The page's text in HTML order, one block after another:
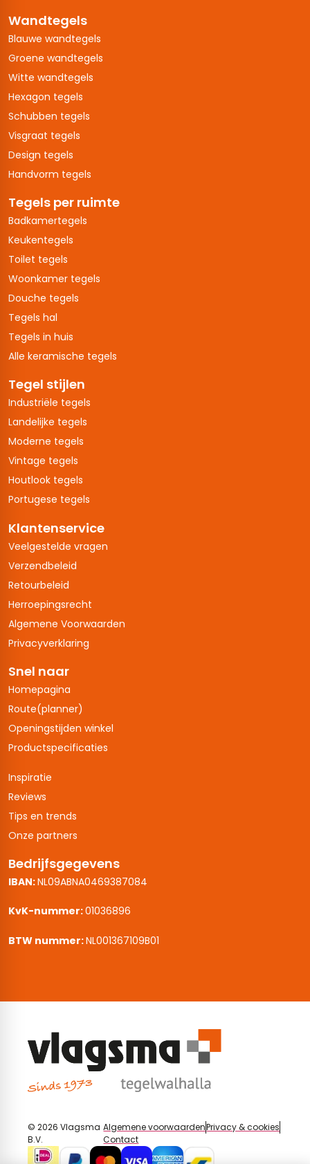
Wandtegels
Blauwe wandtegels
Groene wandtegels
Witte wandtegels
Hexagon tegels
Schubben tegels
Visgraat tegels
Design tegels
Handvorm tegels
Tegels per ruimte
Badkamertegels
Keukentegels
Toilet tegels
Woonkamer tegels
Douche tegels
Tegels hal
Tegels in huis
Alle keramische tegels
Tegel stijlen
Industriële tegels
Landelijke tegels
Moderne tegels
Vintage tegels
Houtlook tegels
Portugese tegels
Klantenservice
Veelgestelde vragen
Verzendbeleid
Retourbeleid
Herroepingsrecht
Algemene Voorwaarden
Privacyverklaring
Snel naar
Homepagina
Route(planner)
Openingstijden winkel
Productspecificaties
Inspiratie
Reviews
Tips en trends
Onze partners
Bedrijfsgegevens
IBAN:NL09ABNA0469387084
KvK-nummer:01036896
BTW nummer:NL001367109B01
© 2026 Vlagsma
B.V.
Algemene voorwaardenPrivacy & cookies
Contact